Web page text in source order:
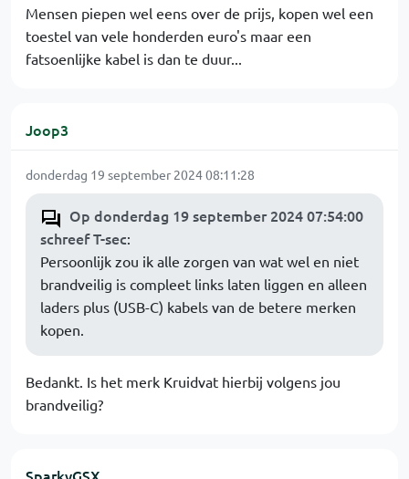
Mensen piepen wel eens over de prijs, kopen wel een
toestel van vele honderden euro's maar een
fatsoenlijke kabel is dan te duur...
Joop3
donderdag 19 september 2024 08:11:28
Op donderdag 19 september 2024 07:54:00
schreef T-sec:
Persoonlijk zou ik alle zorgen van wat wel en niet
brandveilig is compleet links laten liggen en alleen
laders plus (USB-C) kabels van de betere merken
kopen.
Bedankt. Is het merk Kruidvat hierbij volgens jou
brandveilig?